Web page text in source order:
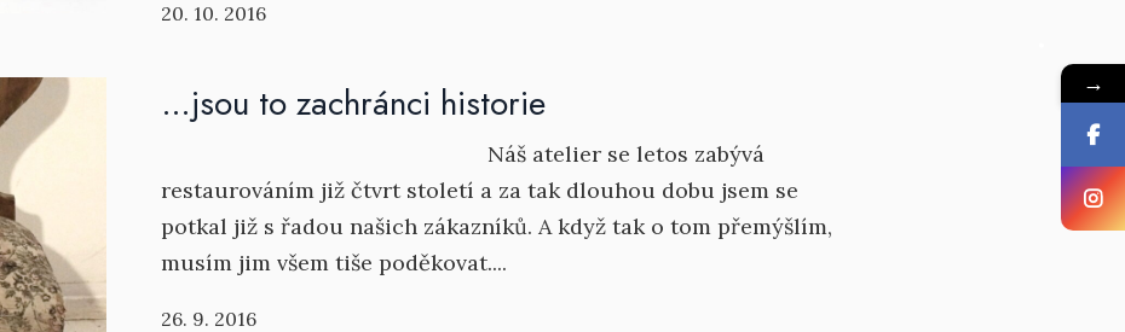
20. 10. 2016
…jsou to zachránci historie
Náš atelier se letos zabývá
restaurováním již čtvrt století a za tak dlouhou dobu jsem se
potkal již s řadou našich zákazníků. A když tak o tom přemýšlím,
musím jim všem tiše poděkovat....
26. 9. 2016
→